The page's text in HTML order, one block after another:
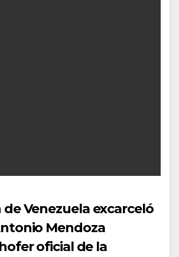
de Venezuela excarceló
Mendoza
oficial de la